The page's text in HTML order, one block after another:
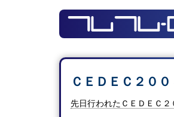
ＣＥＤＥＣ２００
先日行われたＣＥＤＥＣ２